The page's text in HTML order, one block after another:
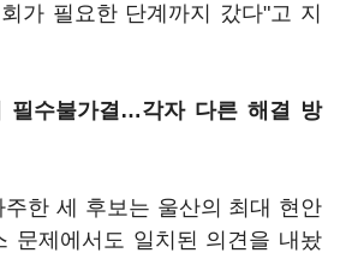
가 필요한 단계까지 갔다"고 지
필수불가결…각자 다른 해결 방
한 세 후보는 울산의 최대 현안
문제에서도 일치된 의견을 내놨